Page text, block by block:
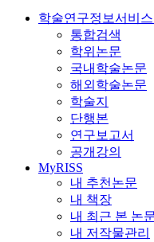
학술연구정보서비
통합검색
학위논문
국내학술논문
해외학술논문
학술지
단행본
연구보고서
공개강의
MyRISS
내 추천논문
내 책장
내 최근 본 논
내 저작물관리